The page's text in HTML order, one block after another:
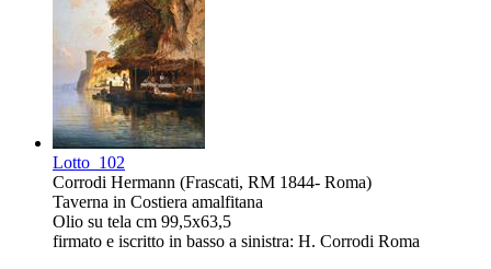
Lotto 102
Corrodi Hermann (Frascati, RM 1844- Roma)
Taverna in Costiera amalfitana
Olio su tela cm 99,5x63,5
firmato e iscritto in basso a sinistra: H. Corrodi Roma